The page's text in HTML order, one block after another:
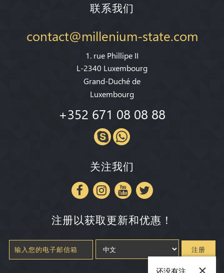
联系我们
contact@millenium-state.com
1. rue Phillipe II
L-2340 Luxembourg
Grand-Duché de
Luxembourg
+352 671 08 08 88
关注我们
注册以获取更新和优惠！
注册
×
还没有注